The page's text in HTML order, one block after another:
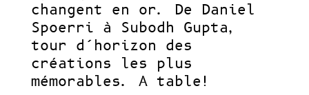
changent en or. De Daniel
Spoerri à Subodh Gupta,
tour d’horizon des
créations les plus
mémorables. A table!